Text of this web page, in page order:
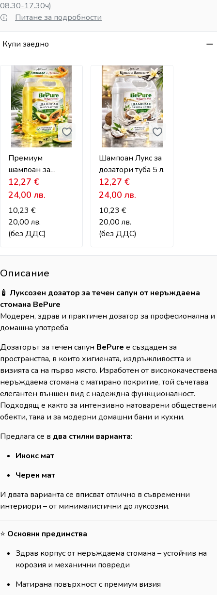
08.30-17.30ч)
Питане за подробности
Купи заедно
Премиум
шампоан за
дозатор 5 л –
Лукс серия
12,27 €
24,00 лв.
10,23 €
20,00 лв.
(без ДДС)
Шампоан Лукс за
дозатори туба 5 л.
12,27€
24,00лв.
10,23€
20,00лв.
(без ДДС)
Описание
🧴 Луксозен дозатор за течен сапун от неръждаема
стомана BePure
Модерен, здрав и практичен дозатор за професионална и
домашна употреба
Дозаторът за течен сапун BePure е създаден за
пространства, в които хигиената, издръжливостта и
визията са на първо място. Изработен от висококачествена
неръждаема стомана с матирано покритие, той съчетава
елегантен външен вид с надеждна функционалност.
Подходящ е както за интензивно натоварени обществени
обекти, така и за модерни домашни бани и кухни.
Предлага се в два стилни варианта:
Инокс мат
Черен мат
И двата варианта се вписват отлично в съвременни
интериори – от минималистични до луксозни.
⭐ Основни предимства
Здрав корпус от неръждаема стомана – устойчив на
корозия и механични повреди
Матирана повърхност с премиум визия